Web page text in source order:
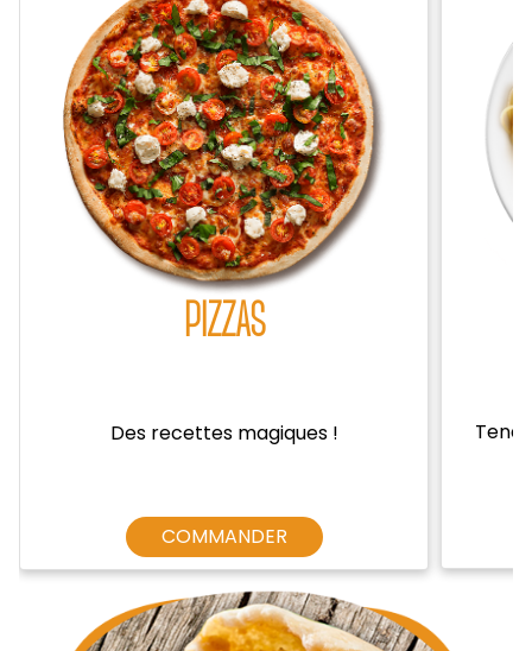
Zones de Livraison
PIZZAS
Des recettes magiques !
COMMANDER